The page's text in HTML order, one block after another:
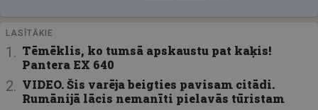
LASĪTĀKIE
Tēmēklis, ko tumsā apskaustu pat kaķis!
Pantera EX 640
VIDEO. Šis varēja beigties pavisam citādi.
Rumānijā lācis nemanīti pielavās tūristam